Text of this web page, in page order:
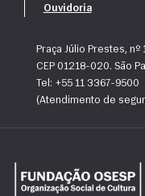
Ouvidoria
Praça Júlio Prestes, nº
CEP 01218-020. São
Tel: +55 11 3367-9500
(Atendimento de